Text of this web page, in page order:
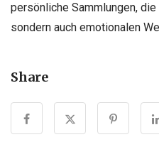
persönliche Sammlungen,
sondern auch emotionalen
Share